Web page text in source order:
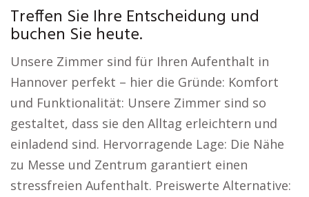
Treffen Sie Ihre Entscheidung und
buchen Sie heute.
Unsere Zimmer sind für Ihren Aufenthalt in
Hannover perfekt – hier die Gründe: Komfort
und Funktionalität: Unsere Zimmer sind so
gestaltet, dass sie den Alltag erleichtern und
einladend sind. Hervorragende Lage: Die Nähe
zu Messe und Zentrum garantiert einen
stressfreien Aufenthalt. Preiswerte Alternative: